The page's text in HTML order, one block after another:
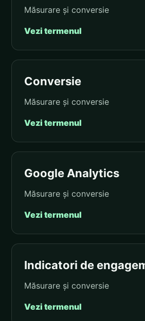
Măsurare și conversie
Vezi termenul
Conversie
Măsurare și conversie
Vezi termenul
Google Analytics
Măsurare și conversie
Vezi termenul
Indicatori de
Măsurare și conversie
Vezi termenul